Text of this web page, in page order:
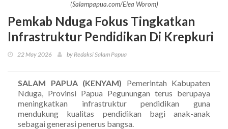
(Salampapua.com/Elea Worom)
Pemkab Nduga Fokus Tingkatkan
Infrastruktur Pendidikan Di Krepkuri
22 May 2026 by Redaksi Salam Papua
SALAM PAPUA (KENYAM) Pemerintah Kabupaten
Nduga, Provinsi Papua Pegunungan terus berupaya
meningkatkan infrastruktur pendidikan guna
mendukung kualitas pendidikan bagi anak-anak
sebagai generasi penerus bangsa.